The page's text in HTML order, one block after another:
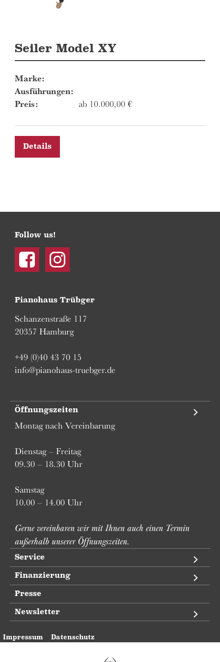
Seiler Model XY
Marke:
Ausführungen:
Preis:
ab 10.000,00 €
Details
Pianohaus Trübger
Schanzenstraße 117
20357 Hamburg
+49 (0)40 43 70 15
info@pianohaus-truebger.de
Follow us!
Facebook Instagram
Öffnungszeiten
Montag nach Vereinbarung
Dienstag – Freitag
09.30 – 18.30 Uhr
Samstag
10.00 – 14.00 Uhr
Gerne vereinbaren wir mit Ihnen auch einen Termin
außerhalb unserer Öffnungszeiten.
Service
Finanzierung
Presse
Newsletter
Impressum Datenschutz